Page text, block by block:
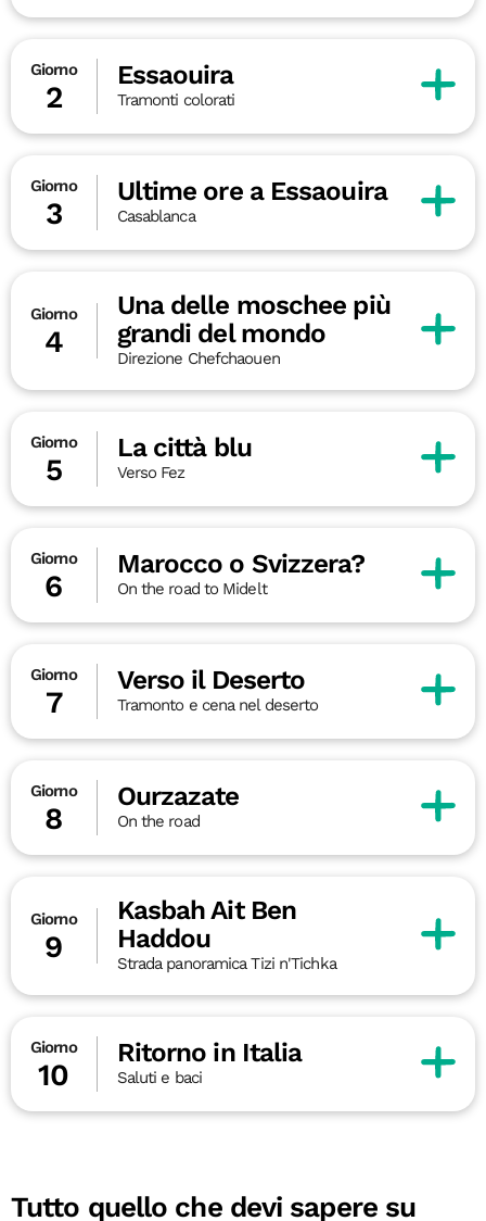
Giorno
2
Essaouira
Tramonti colorati
Giorno
3
Ultime ore a Essaouira
Casablanca
Giorno
4
Una delle moschee più
grandi del mondo
Direzione Chefchaouen
Giorno
5
La città blu
Verso Fez
Giorno
6
Marocco o Svizzera?
On the road to Midelt
Giorno
7
Verso il Deserto
Tramonto e cena nel deserto
Giorno
8
Ourzazate
On the road
Giorno
9
Kasbah Ait Ben
Haddou
Strada panoramica Tizi n'Tichka
Giorno
10
Ritorno in Italia
Saluti e baci
Tutto quello che devi sapere su